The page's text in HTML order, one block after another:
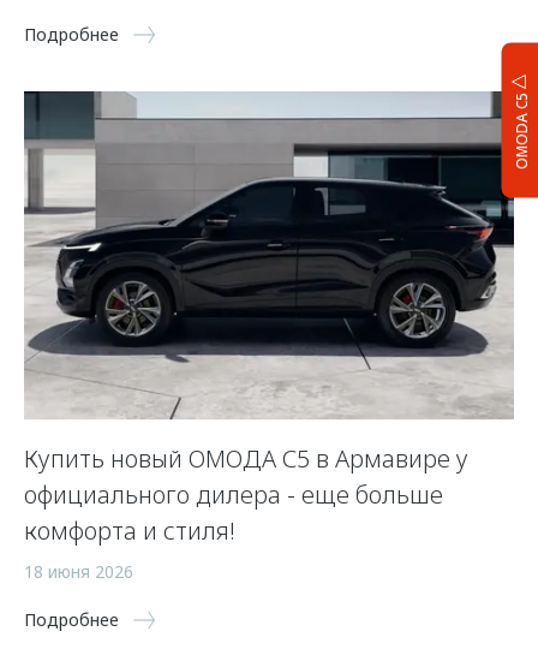
OMODA C5
Подробнее
Купить новый ОМОДА С5 в Армавире у
официального дилера - еще больше
комфорта и стиля!
18 июня 2026
Подробнее